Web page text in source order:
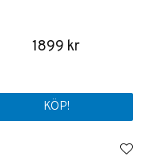
1899 kr
KÖP!